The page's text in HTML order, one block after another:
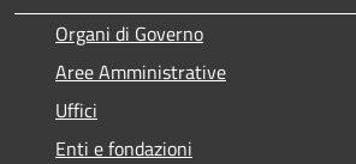
Organi di Governo
Aree Amministrative
Uffici
Enti e fondazioni